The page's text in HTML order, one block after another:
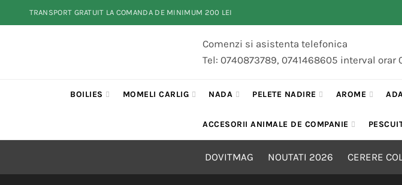
TRANSPORT GRATUIT LA COMANDA DE MINIMUM 200 LEI
Comenzi si asistenta telefonica
Tel: 0740873789, 0741468605 interval
BOILIES MOMELI CARLIG NADA PELETE NADIRE AROME
ACCESORII ANIMALE DE COMPANIE
DOVITMAG NOUTATI 2026 CERERE